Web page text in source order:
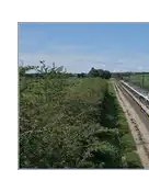
Dieselloks
BB
CC
2020
2020
2021